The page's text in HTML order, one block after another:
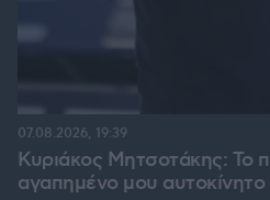
Κυριάκος Μητσοτάκης: Το
αγαπημένο μου αυτοκίνητο
07.08.2026, 19:39